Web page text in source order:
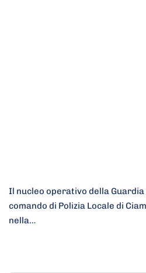
Il nucleo operativo della Guardia
comando di Polizia Locale di
nella…